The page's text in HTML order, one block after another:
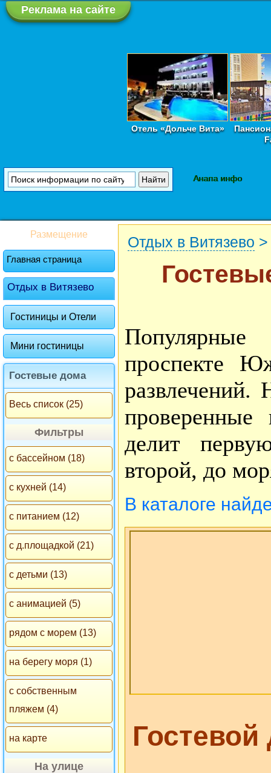
Реклама на сайте
Отель «Дольче Вита»
Анапа инфо
Размещение
Главная страница
Отдых в Витязево
Гостиницы и Отели
Мини гостиницы
Гостевые дома
Весь список (25)
Фильтры
с бассейном (18)
с кухней (14)
с питанием (12)
с д.площадкой (21)
с детьми (13)
с анимацией (5)
рядом с морем (13)
на берегу моря (1)
с собственным
пляжем (4)
на карте
На улице
Отдых в Витязево
проспекте
развлечений.
делит
второй, до
В каталоге